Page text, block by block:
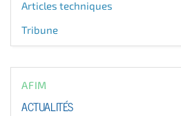
Articles techniques
Tribune
AFIM
ACTUALITÉS